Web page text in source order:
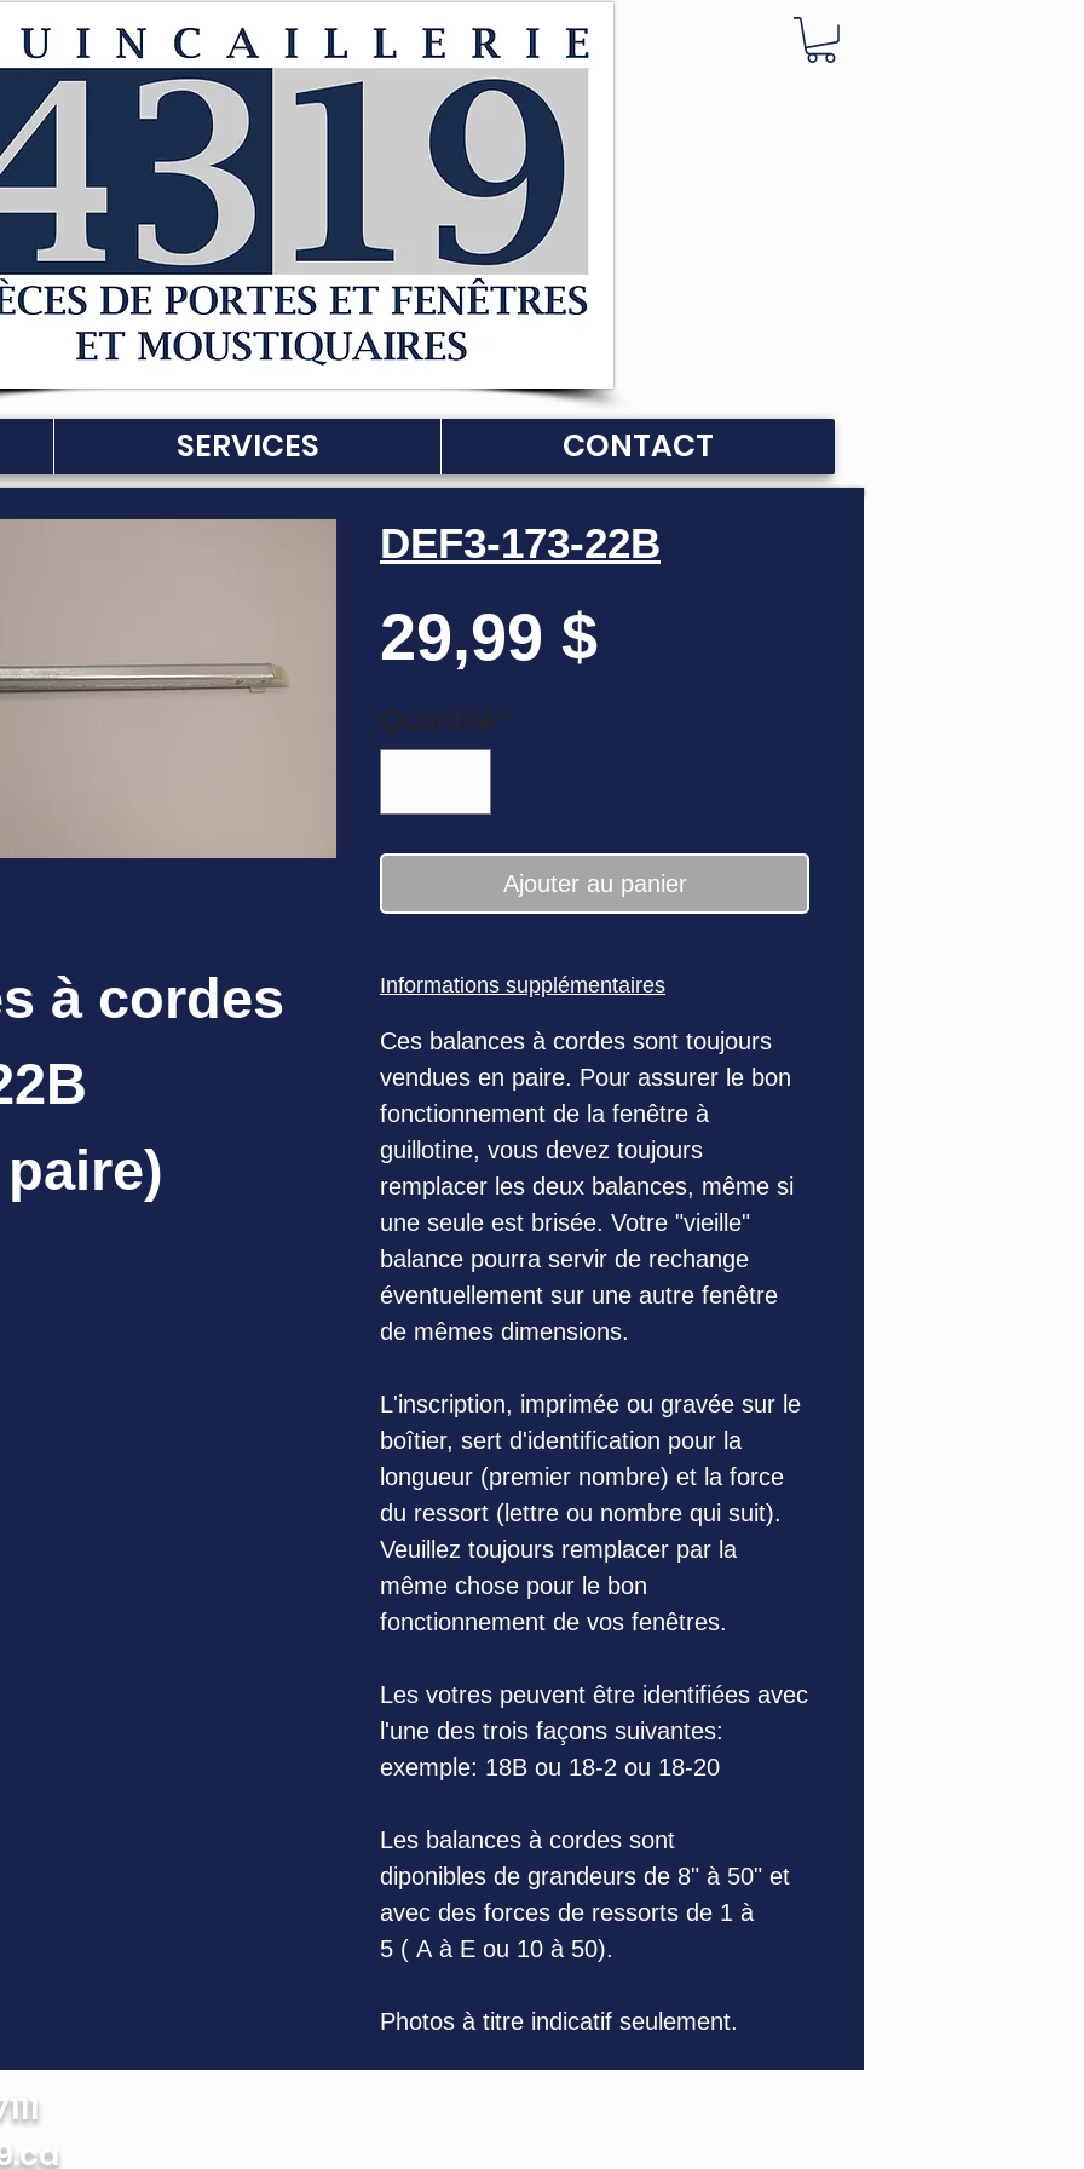
SERVICES CONTACT
à cordes
DEF3-173-22B
29,99 $Prix
Quantité *
Ajouter au panier
Informations supplémentaires
Ces balances à cordes sont toujours
vendues en paire. Pour assurer le bon
fonctionnement de la fenêtre à
guillotine, vous devez toujours
remplacer les deux balances, même si
une seule est brisée. Votre "vieille"
balance pourra servir de rechange
éventuellement sur une autre fenêtre
de mêmes dimensions.
L'inscription, imprimée ou gravée sur le
boîtier, sert d'identification pour la
longueur (premier nombre) et la force
du ressort (lettre ou nombre qui suit).
Veuillez toujours remplacer par la
même chose pour le bon
fonctionnement de vos fenêtres.
Les votres peuvent être identifiées avec
l'une des trois façons suivantes:
exemple: 18B ou 18-2 ou 18-20
Les balances à cordes sont
diponibles de grandeurs de 8" à 50" et
avec des forces de ressorts de 1 à
5 ( A à E ou 10 à 50).
Photos à titre indicatif seulement.